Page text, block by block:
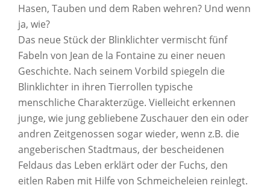
Hasen, Tauben und dem Raben wehren? Und wenn
ja, wie?
Das neue Stück der Blinklichter vermischt fünf
Fabeln von Jean de la Fontaine zu einer neuen
Geschichte. Nach seinem Vorbild spiegeln die
Blinklichter in ihren Tierrollen typische
menschliche Charakterzüge. Vielleicht erkennen
junge, wie jung gebliebene Zuschauer den ein oder
andren Zeitgenossen sogar wieder, wenn z.B. die
angeberischen Stadtmaus, der bescheidenen
Feldaus das Leben erklärt oder der Fuchs, den
eitlen Raben mit Hilfe von Schmeicheleien reinlegt.